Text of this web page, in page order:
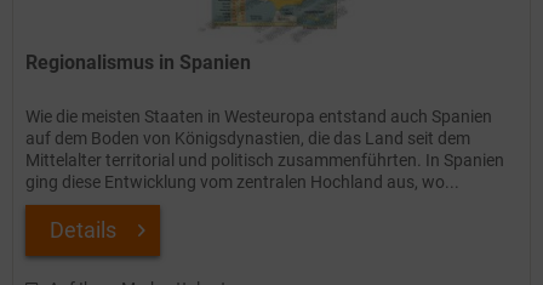
Regionalismus in Spanien
Wie die meisten Staaten in Westeuropa entstand auch Spanien
auf dem Boden von Königsdynastien, die das Land seit dem
Mittelalter territorial und politisch zusammenführten. In Spanien
ging diese Entwicklung vom zentralen Hochland aus, wo...
Details